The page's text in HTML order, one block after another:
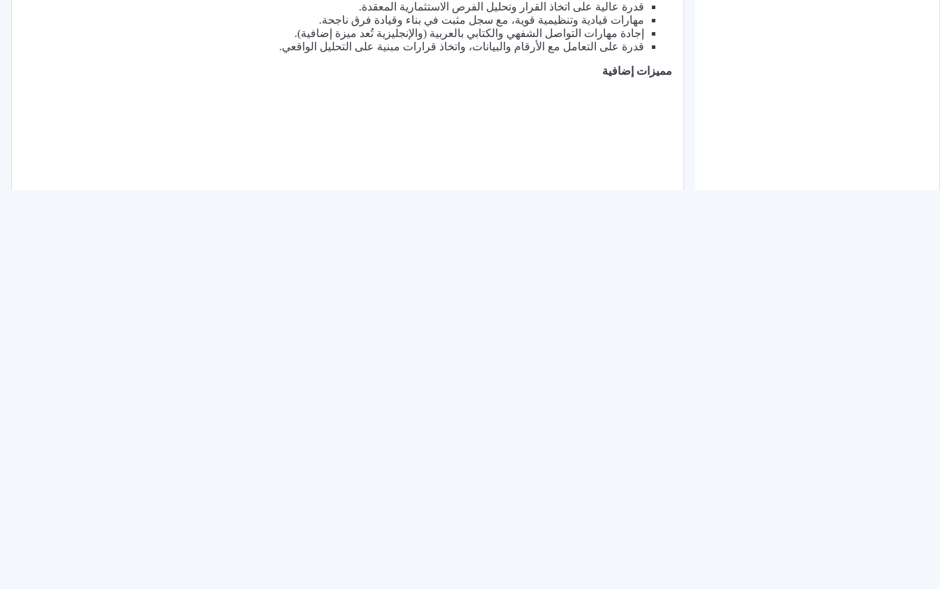
قدرة عالية على اتخاذ القرار وتحليل الفرص الاستثمارية المعقدة.
مهارات قيادية وتنظيمية قوية، مع سجل مثبت في بناء وقيادة فرق ناجحة.
إجادة مهارات التواصل الشفهي والكتابي بالعربية (والإنجليزية تُعد ميزة إضافية).
قدرة على التعامل مع الأرقام والبيانات، واتخاذ قرارات مبنية على التحليل الواقعي.
مميزات إضافية